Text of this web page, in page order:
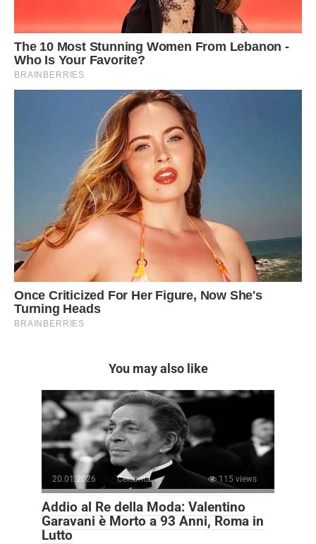
You may also like
20.01.2026 Celebrità 115 views
Addio al Re della Moda: Valentino
Garavani è Morto a 93 Anni, Roma in
Lutto